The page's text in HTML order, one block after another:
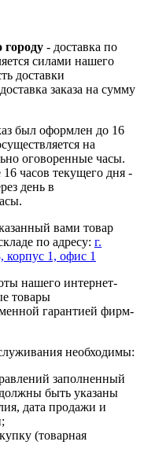
городу - доставка по
силами нашего
доставки
заказа на сумму
был оформлен до 16
на
оговоренные часы.
часов текущего дня -
день в
вами товар
по адресу: г.
корпус 1, офис 1
нашего интернет-
товары
гарантией фирм-
необходимы:
заполненный
быть указаны
дата продажи и
(товарная